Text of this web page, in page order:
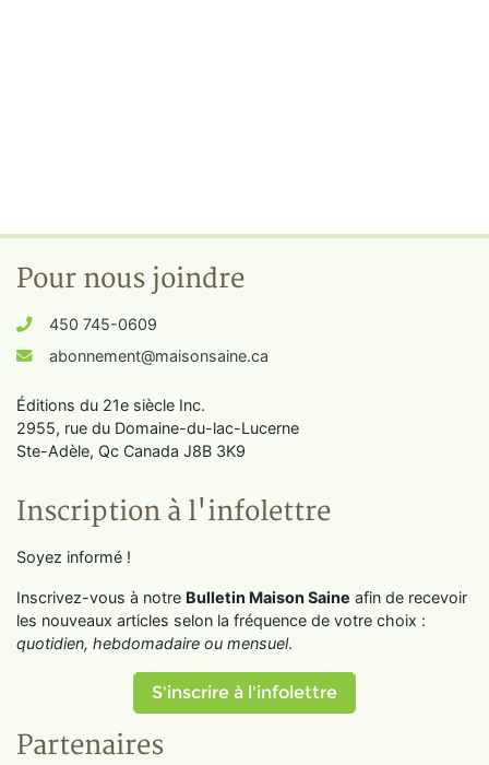
Pour nous joindre
450 745-0609
abonnement@maisonsaine.ca
Éditions du 21e siècle Inc.
2955, rue du Domaine-du-lac-Lucerne
Ste-Adèle, Qc Canada J8B 3K9
Inscription à l'infolettre
Soyez informé !
Inscrivez-vous à notre Bulletin Maison Saine afin de recevoir
les nouveaux articles selon la fréquence de votre choix :
quotidien, hebdomadaire ou mensuel.
S'inscrire à l'infolettre
Partenaires